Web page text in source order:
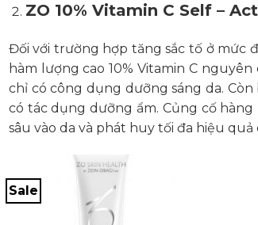
đến
4,770,000₫
ZO 10% Vitamin C Self –
Đối với trường hợp tăng sắc tố ở mức
hàm lượng cao 10% Vitamin C
chỉ có công dụng dưỡng sáng da.
có tác dụng dưỡng ẩm. Củng cố
sâu vào da và phát huy tối đa hiệu
Sale